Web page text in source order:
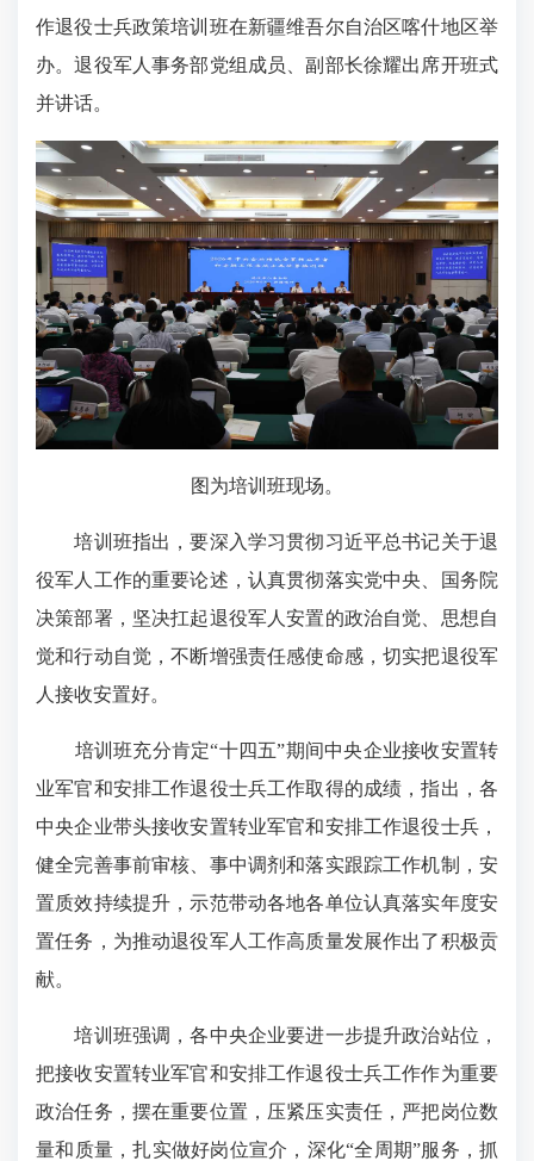
作退役士兵政策培训班在新疆维吾尔自治区喀什地区举
办。退役军人事务部党组成员、副部长徐耀出席开班式
并讲话。
图为培训班现场。
培训班指出，要深入学习贯彻习近平总书记关于退
役军人工作的重要论述，认真贯彻落实党中央、国务院
决策部署，坚决扛起退役军人安置的政治自觉、思想自
觉和行动自觉，不断增强责任感使命感，切实把退役军
人接收安置好。
培训班充分肯定“十四五”期间中央企业接收安置转
业军官和安排工作退役士兵工作取得的成绩，指出，各
中央企业带头接收安置转业军官和安排工作退役士兵，
健全完善事前审核、事中调剂和落实跟踪工作机制，安
置质效持续提升，示范带动各地各单位认真落实年度安
置任务，为推动退役军人工作高质量发展作出了积极贡
献。
培训班强调，各中央企业要进一步提升政治站位，
把接收安置转业军官和安排工作退役士兵工作作为重要
政治任务，摆在重要位置，压紧压实责任，严把岗位数
量和质量，扎实做好岗位宣介，深化“全周期”服务，抓